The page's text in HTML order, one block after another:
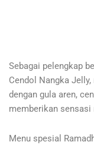
Sebagai pelengkap
Cendol Nangka
dengan gula aren,
memberikan sensasi
Menu spesial